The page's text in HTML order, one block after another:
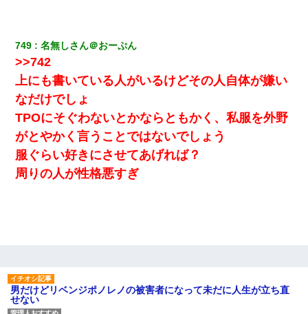
浅ましくも集りにきた。
旦那の元カノをSNSで探して写真を保存して顔面評価スレで写真
を晒してた。ほとんどがブスという評価の中で二人ほど意外に好
評価で苦々しく思った
749 名無しさん＠おーぷん
>>742
上にも書いている人がいるけどその人自体が嫌い
なだけでしょ
TPOにそぐわないとかならともかく、私服を外野
がとやかく言うことではないでしょう
服ぐらい好きにさせてあげれば？
周りの人が性格悪すぎ
男だけどリベンジポノレノの被害者になって未だに人生が立ち直
せない